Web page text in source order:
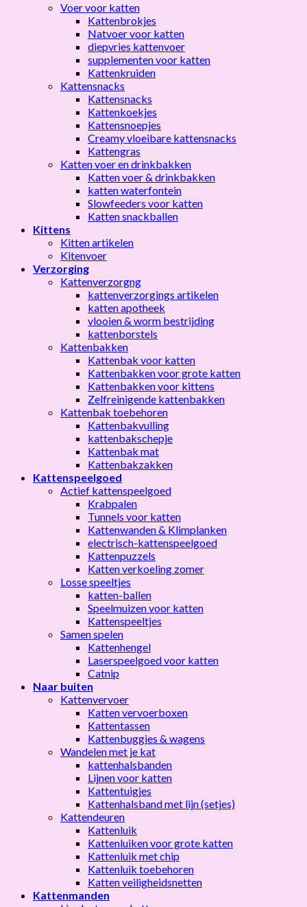
Voer voor katten
Kattenbrokjes
Natvoer voor katten
diepvries kattenvoer
supplementen voor katten
Kattenkruiden
Kattensnacks
Kattensnacks
Kattenkoekjes
Kattensnoepjes
Creamy vloeibare kattensnacks
Kattengras
Katten voer en drinkbakken
Katten voer & drinkbakken
katten waterfontein
Slowfeeders voor katten
Katten snackballen
Kittens
Kitten artikelen
Kitenvoer
Verzorging
Kattenverzorgng
kattenverzorgings artikelen
katten apotheek
vlooien & worm bestrijding
kattenborstels
Kattenbakken
Kattenbak voor katten
Kattenbakken voor grote katten
Kattenbakken voor kittens
Zelfreinigende kattenbakken
Kattenbak toebehoren
Kattenbakvulling
kattenbakschepje
Kattenbak mat
Kattenbakzakken
Kattenspeelgoed
Actief kattenspeelgoed
Krabpalen
Tunnels voor katten
Kattenwanden & Klimplanken
electrisch-kattenspeelgoed
Kattenpuzzels
Katten verkoeling zomer
Losse speeltjes
katten-ballen
Speelmuizen voor katten
Kattenspeeltjes
Samen spelen
Kattenhengel
Laserspeelgoed voor katten
Catnip
Naar buiten
Kattenvervoer
Katten vervoerboxen
Kattentassen
Kattenbuggies & wagens
Wandelen met je kat
kattenhalsbanden
Lijnen voor katten
Kattentuigjes
Kattenhalsband met lijn (setjes)
Kattendeuren
Kattenluik
Kattenluiken voor grote katten
Kattenluik met chip
Kattenluik toebehoren
Katten veiligheidsnetten
Kattenmanden